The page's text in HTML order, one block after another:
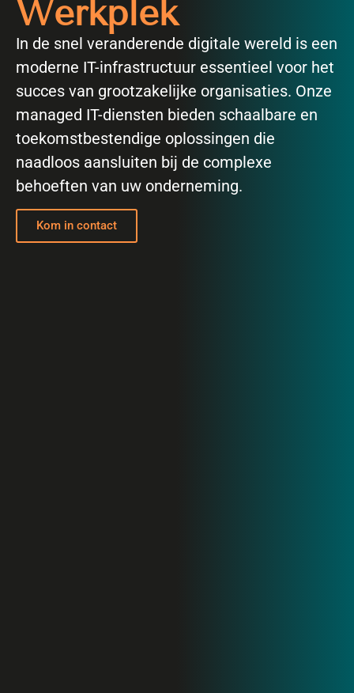
Werkplek
In de snel veranderende digitale wereld is een
moderne IT-infrastructuur essentieel voor het
succes van grootzakelijke organisaties. Onze
managed IT-diensten bieden schaalbare en
toekomstbestendige oplossingen die
naadloos aansluiten bij de complexe
behoeften van uw onderneming.
Kom in contact